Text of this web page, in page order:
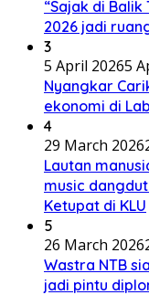
“Sajak di Balik
2026 jadi
3
5 April 20265
Nyangkar
ekonomi di
4
29 March 2026
Lautan
music
Ketupat di KLU
5
26 March 2026
Wastra NTB
jadi pintu